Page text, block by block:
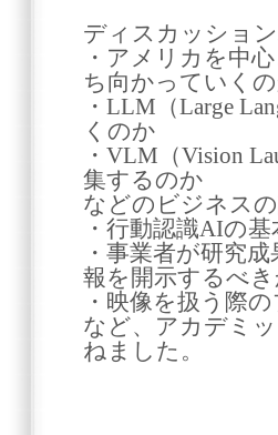
ディスカッション
・アメリカを中
ち向かっていく
・LLM（Large
くのか
・VLM（Vision
集するのか
などのビジネスの
・行動認識AIの
・事業者が研究
報を開示するべ
・映像を扱う際
など、アカデミ
ねました。